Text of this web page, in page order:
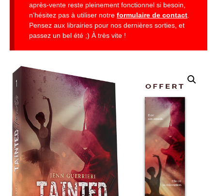
après-vente reste pleinement fonctionnel si besoin,
n'hésitez pas à utiliser notre formulaire de contact
Pensez aux librairies pour nos dernières sorties, et
passez un bel été ;) À très vite !